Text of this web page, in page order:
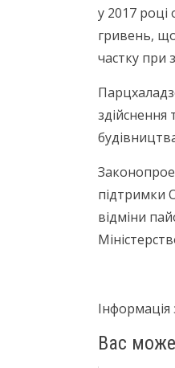
у 2017
гривень,
частку при
здійснення
підтримки
відміни
Інформація
Вас